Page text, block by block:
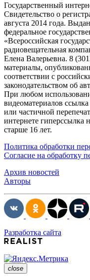
Государственный
Cвидетельство о
августа 2014 года.
федеральное
«Всероссийская
радиовещательная
Елена Валерьевна. 8
материалы,
соответствии с
законодательством об
При любом
видеоматериалов ссылка
или частичной
интернете гиперссылка
старше 16 лет.
Политика обработки
Согласие на обработку
Архив новостей
Авторы
Разработка сайта
close